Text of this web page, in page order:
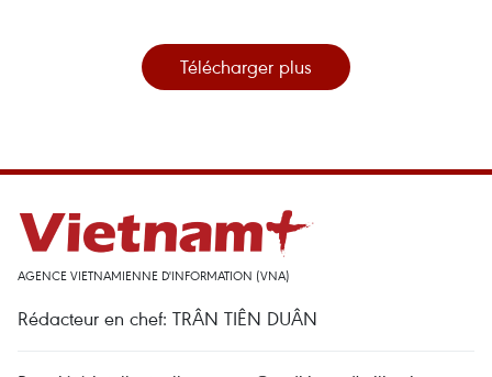
Télécharger plus
AGENCE VIETNAMIENNE D'INFORMATION (VNA)
Rédacteur en chef: TRÂN TIÊN DUÂN